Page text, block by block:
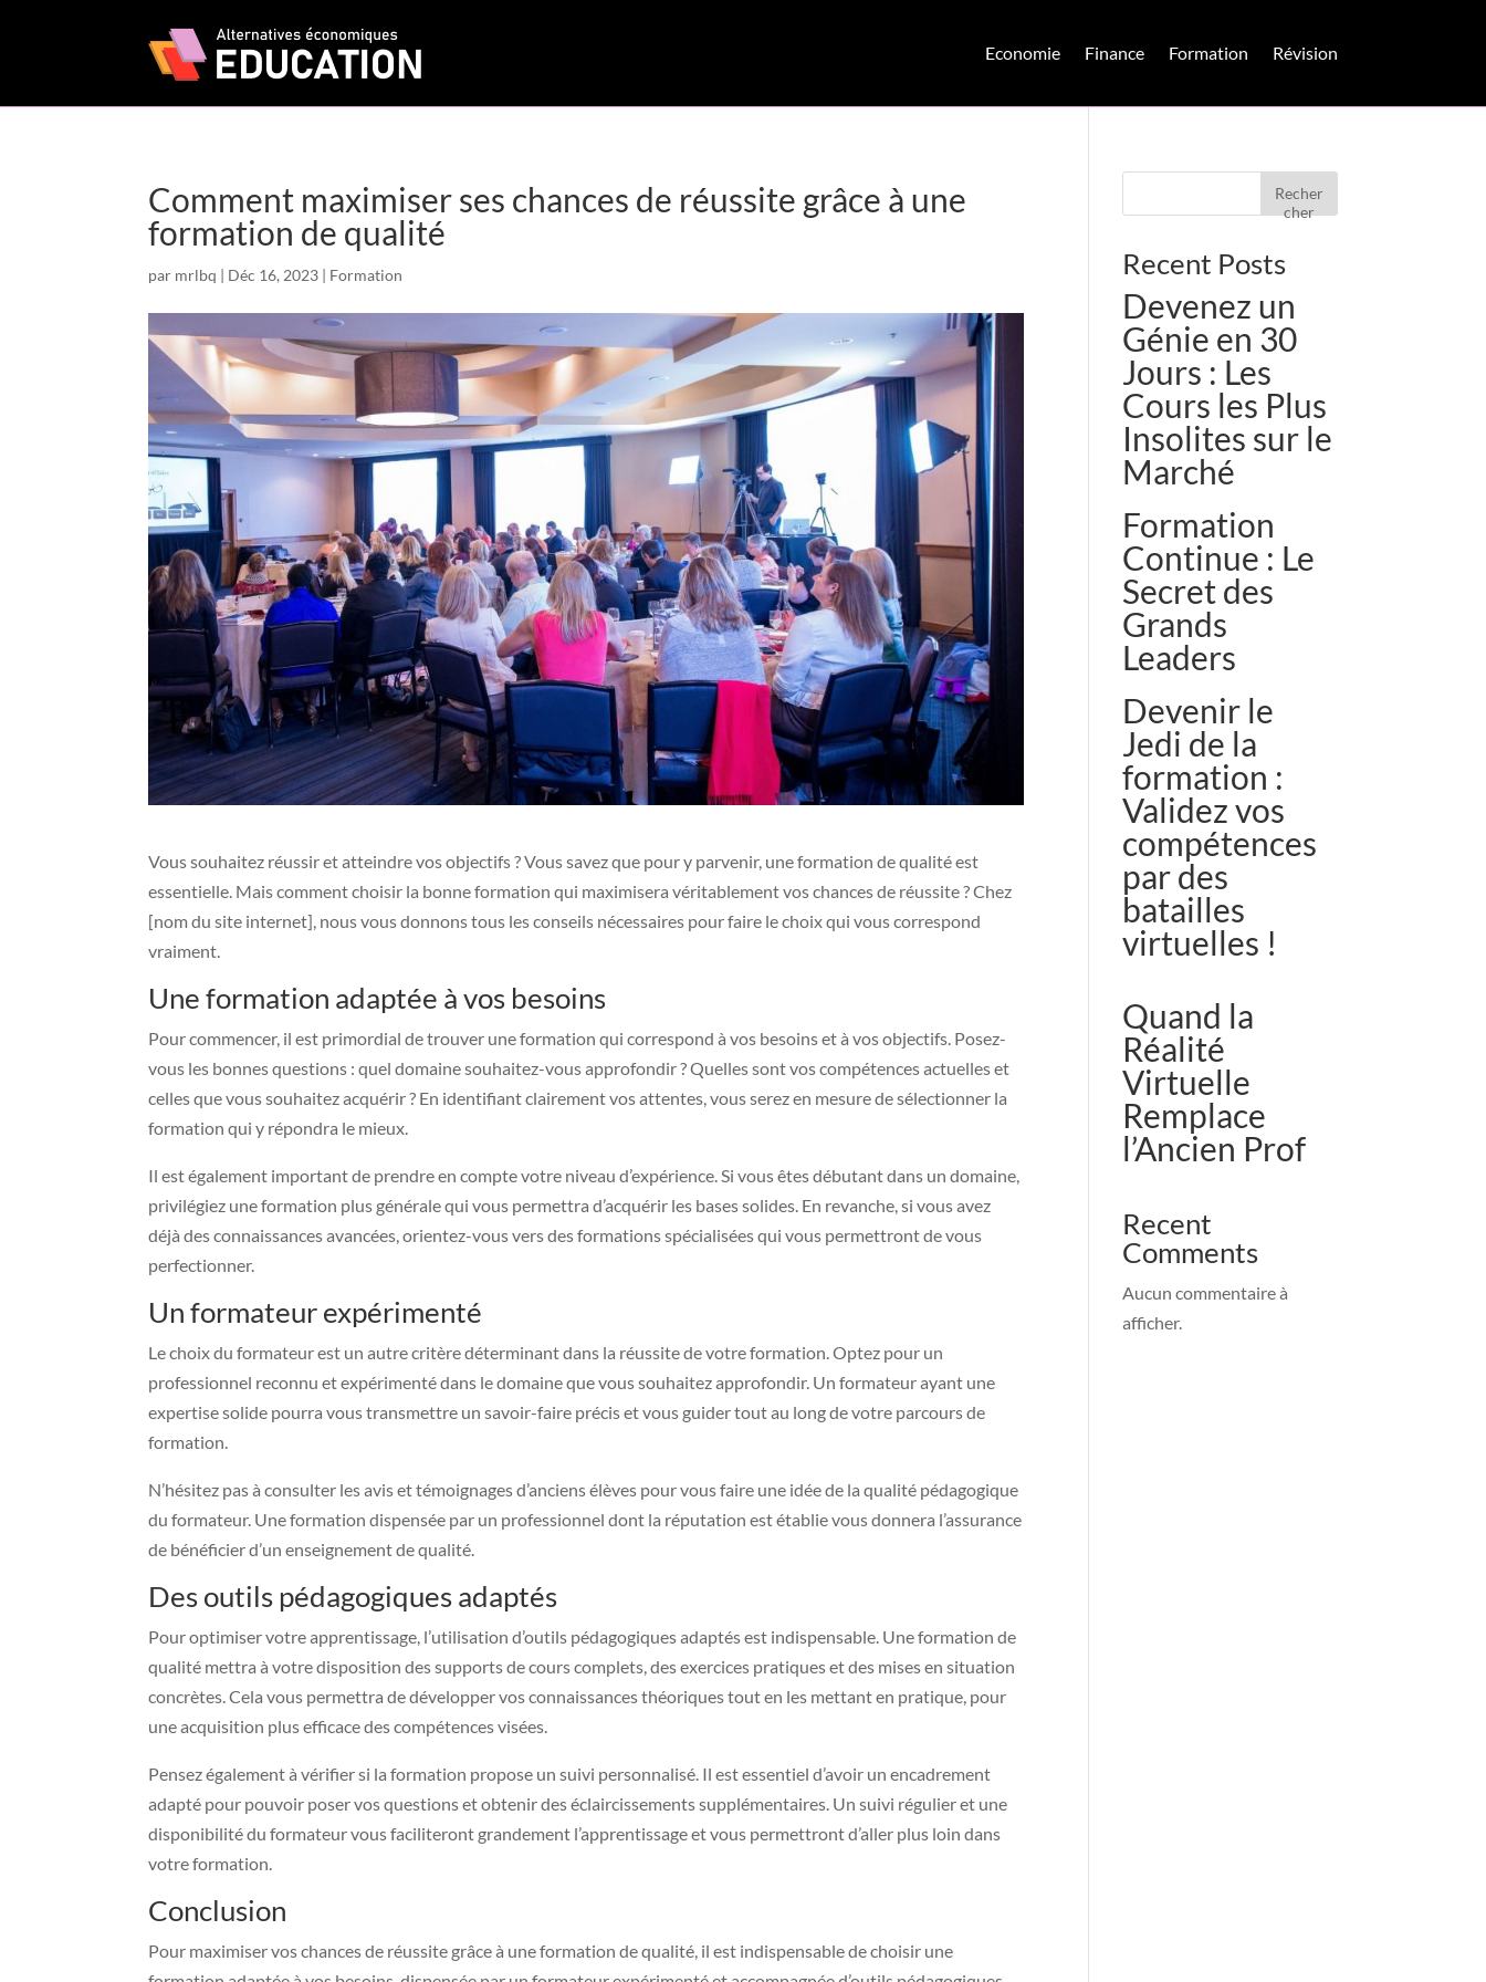
Economie Finance Formation Révision
Comment maximiser ses chances de réussite grâce à une
formation de qualité
par mrlbq | Déc 16, 2023 | Formation
Vous souhaitez réussir et atteindre vos objectifs ? Vous savez que pour y parvenir, une formation de qualité est
essentielle. Mais comment choisir la bonne formation qui maximisera véritablement vos chances de réussite ? Chez
[nom du site internet], nous vous donnons tous les conseils nécessaires pour faire le choix qui vous correspond
vraiment.
Une formation adaptée à vos besoins
Pour commencer, il est primordial de trouver une formation qui correspond à vos besoins et à vos objectifs. Posez-
vous les bonnes questions : quel domaine souhaitez-vous approfondir ? Quelles sont vos compétences actuelles et
celles que vous souhaitez acquérir ? En identifiant clairement vos attentes, vous serez en mesure de sélectionner la
formation qui y répondra le mieux.
Il est également important de prendre en compte votre niveau d’expérience. Si vous êtes débutant dans un domaine,
privilégiez une formation plus générale qui vous permettra d’acquérir les bases solides. En revanche, si vous avez
déjà des connaissances avancées, orientez-vous vers des formations spécialisées qui vous permettront de vous
perfectionner.
Un formateur expérimenté
Le choix du formateur est un autre critère déterminant dans la réussite de votre formation. Optez pour un
professionnel reconnu et expérimenté dans le domaine que vous souhaitez approfondir. Un formateur ayant une
expertise solide pourra vous transmettre un savoir-faire précis et vous guider tout au long de votre parcours de
formation.
N’hésitez pas à consulter les avis et témoignages d’anciens élèves pour vous faire une idée de la qualité pédagogique
du formateur. Une formation dispensée par un professionnel dont la réputation est établie vous donnera l’assurance
de bénéficier d’un enseignement de qualité.
Des outils pédagogiques adaptés
Pour optimiser votre apprentissage, l’utilisation d’outils pédagogiques adaptés est indispensable. Une formation de
qualité mettra à votre disposition des supports de cours complets, des exercices pratiques et des mises en situation
concrètes. Cela vous permettra de développer vos connaissances théoriques tout en les mettant en pratique, pour
une acquisition plus efficace des compétences visées.
Pensez également à vérifier si la formation propose un suivi personnalisé. Il est essentiel d’avoir un encadrement
adapté pour pouvoir poser vos questions et obtenir des éclaircissements supplémentaires. Un suivi régulier et une
disponibilité du formateur vous faciliteront grandement l’apprentissage et vous permettront d’aller plus loin dans
votre formation.
Conclusion
Pour maximiser vos chances de réussite grâce à une formation de qualité, il est indispensable de choisir une
Recher
cher
Recent Posts
Devenez un
Génie en 30
Jours : Les
Cours les Plus
Insolites sur le
Marché
Formation
Continue : Le
Secret des
Grands
Leaders
Devenir le
Jedi de la
formation :
Validez vos
compétences
par des
batailles
virtuelles !
Quand la
Réalité
Virtuelle
Remplace
l’Ancien Prof
Recent
Comments
Aucun commentaire à
afficher.